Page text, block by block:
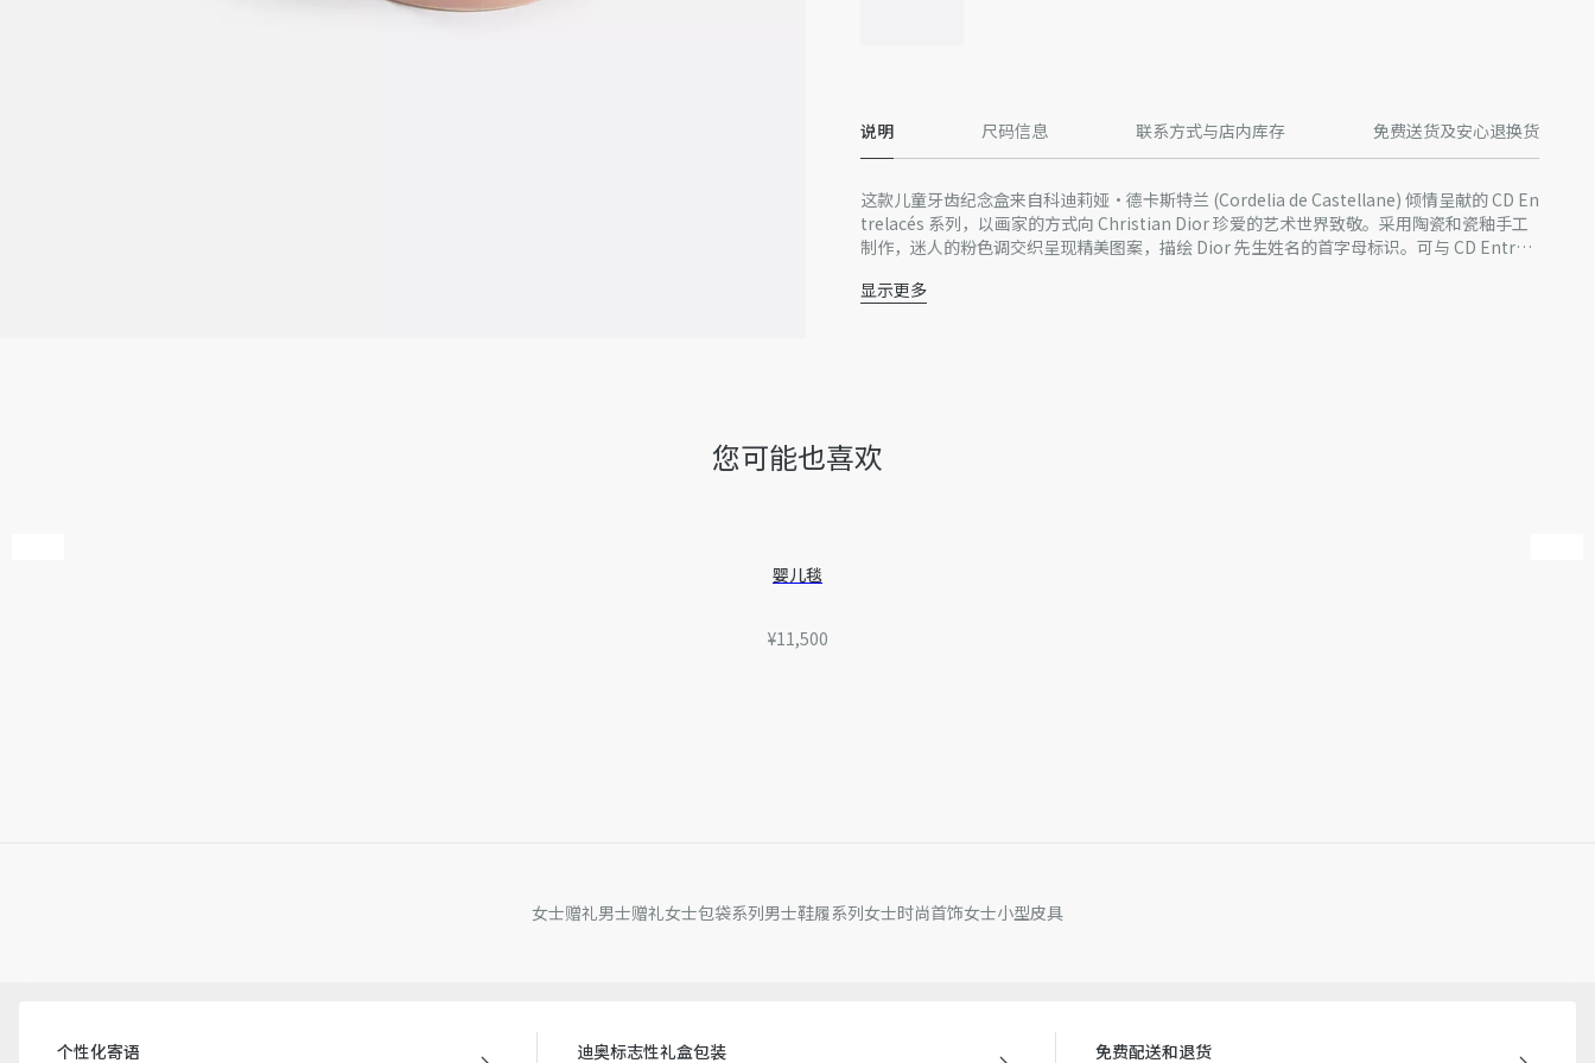
说明 尺码信息 联系方式与店内库存 免费送货及安心退换货
这款儿童牙齿纪念盒来自科迪莉娅·德卡斯特兰 (Cordelia de Castellane) 倾情呈献的 CD En
trelacés 系列，以画家的方式向 Christian Dior 珍爱的艺术世界致敬。采用陶瓷和瓷釉手工
制作，迷人的粉色调交织呈现精美图案，描绘 Dior 先生姓名的首字母标识。可与 CD Entrela
Dior 与 Manufacture des Émaux de Longwy 联名打造。
陶瓷，瓷釉*
量误差或其他细节误差，网站展示的产品图片可能与产品实际外观不一致，以产品实物为
显示更多
您可能也喜欢
婴儿毯
¥11,500
女士赠礼男士赠礼女士包袋系列男士鞋履系列女士时尚首饰女士小型皮具
个性化寄语 迪奥标志性礼盒包装 免费配送和退货